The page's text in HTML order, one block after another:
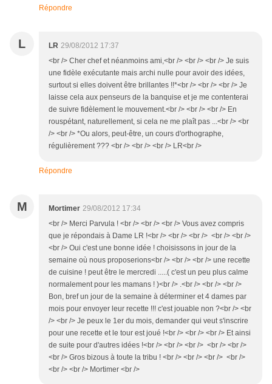
Répondre
L LR 29/08/2012 17:37
<br /> Cher chef et néanmoins ami,<br /> <br /> <br /> Je suis
une fidèle exécutante mais archi nulle pour avoir des idées,
surtout si elles doivent être brillantes !!*<br /> <br /> <br /> Je
laisse cela aux penseurs de la banquise et je me contenterai
de suivre fidèlement le mouvement.<br /> <br /> <br /> En
rouspétant, naturellement, si cela ne me plaît pas ...<br /> <br
/> <br /> *Ou alors, peut-être, un cours d'orthographe,
régulièrement ??? <br /> <br /> <br /> LR<br />
Répondre
M Mortimer 29/08/2012 17:34
<br /> Merci Parvula ! <br /> <br /> <br /> Vous avez compris
que je répondais à Dame LR !<br /> <br /> <br /> <br /> <br />
<br /> Oui c'est une bonne idée ! choisissons in jour de la
semaine où nous proposerions<br /> <br /> <br /> une recette
de cuisine ! peut être le mercredi .....( c'est un peu plus calme
normalement pour les mamans ! )<br /> .<br /> <br /> <br />
Bon, bref un jour de la semaine à déterminer et 4 dames par
mois pour envoyer leur recette !!! c'est jouable non ?<br /> <br
/> <br /> Je peux le 1er du mois, demander qui veut s'inscrire
pour une recette et le tour est joué !<br /> <br /> <br /> Et ainsi
de suite pour d'autres idées !<br /> <br /> <br /> <br /> <br />
<br /> Gros bizous à toute la tribu ! <br /> <br /> <br /> <br />
<br /> <br /> Mortimer <br />